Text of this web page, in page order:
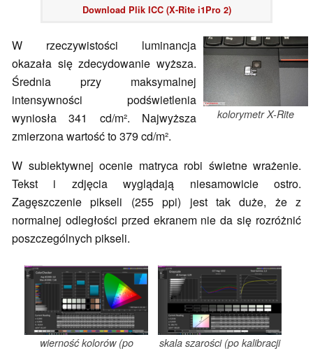
Download Plik ICC (X-Rite i1Pro 2)
kolorymetr X-Rite
W rzeczywistości luminancja
okazała się zdecydowanie wyższa.
Średnia przy maksymalnej
intensywności podświetlenia
wyniosła 341 cd/m². Najwyższa
zmierzona wartość to 379 cd/m².
W subiektywnej ocenie matryca robi świetne wrażenie.
Tekst i zdjęcia wyglądają niesamowicie ostro.
Zagęszczenie pikseli (255 ppi) jest tak duże, że z
normalnej odległości przed ekranem nie da się rozróżnić
poszczególnych pikseli.
wierność kolorów (po
skala szarości (po kalibracji